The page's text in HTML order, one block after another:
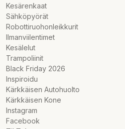
Kesärenkaat
Sähköpyörät
Robottiruohonleikkurit
Ilmanviilentimet
Kesälelut
Trampoliinit
Black Friday 2026
Inspiroidu
Kärkkäisen Autohuolto
Kärkkäisen Kone
Instagram
Facebook